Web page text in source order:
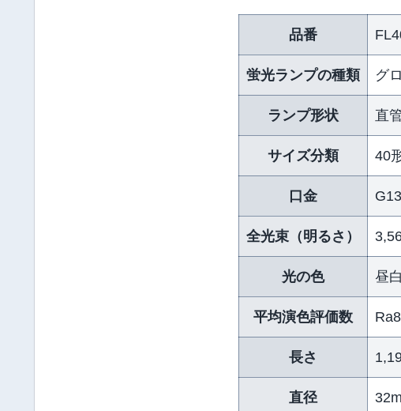
品番
蛍光ランプの種類 グ
ランプ形状 直
サイズ分類 40
口金 G13
全光束（明るさ）
光の色 昼
平均演色評価数
長さ
直径